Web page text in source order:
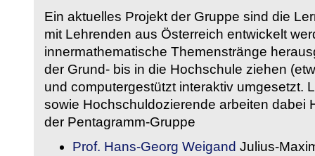
Ein aktuelles Projekt der Gruppe sind die
mit Lehrenden aus Österreich entwickelt
innermathematische Themenstränge
der Grund- bis in die Hochschule ziehen
und computergestützt interaktiv umgesetzt.
sowie Hochschuldozierende arbeiten dabei
der Pentagramm-Gruppe
Prof. Hans-Georg Weigand Julius-